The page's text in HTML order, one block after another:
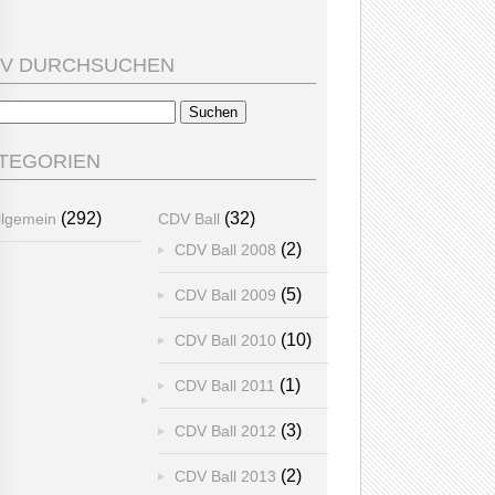
DURCHSUCHEN
(292) CDV Ball (32)
CDV Ball 2008 (2)
CDV Ball 2009 (5)
CDV Ball 2010 (10)
CDV Ball 2011 (1)
CDV Ball 2012 (3)
CDV Ball 2013 (2)